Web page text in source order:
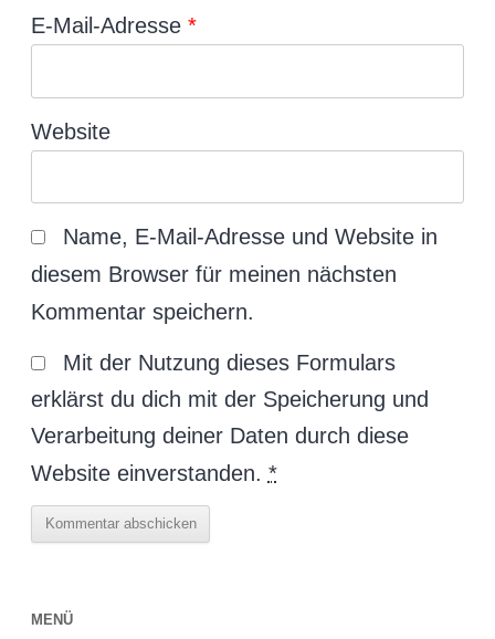
E-Mail-Adresse *
Website
Name, E-Mail-Adresse und Website in
diesem Browser für meinen nächsten
Kommentar speichern.
Mit der Nutzung dieses Formulars
erklärst du dich mit der Speicherung und
Verarbeitung deiner Daten durch diese
Website einverstanden. *
MENÜ